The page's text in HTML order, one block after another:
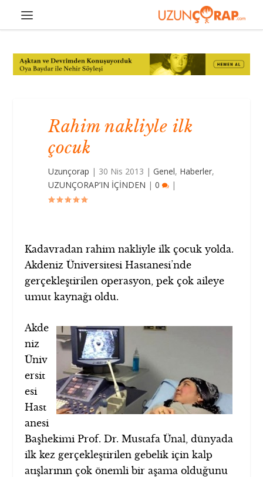
Rahim nakliyle ilk
çocuk
Uzunçorap | 30 Nis 2013 |Genel, Haberler,
UZUNÇORAP’IN İÇİNDEN |0 |
Kadavradan rahim nakliyle ilk çocuk yolda.
Akdeniz Üniversitesi Hastanesi’nde
gerçekleştirilen operasyon, pek çok aileye
umut kaynağı oldu.
Akde
niz
Üniv
ersit
esi
Hast
anesi
Başhekimi Prof. Dr. Mustafa Ünal, dünyada
ilk kez gerçekleştirilen gebelik için kalp
atışlarının çok önemli bir aşama olduğunu